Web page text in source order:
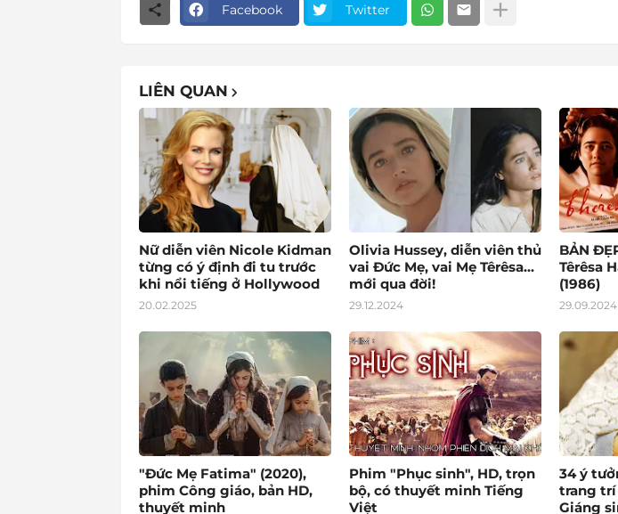
Facebook Twitter
LIÊN QUAN
Nữ diễn viên Nicole Kidman
từng có ý định đi tu trước
khi nổi tiếng ở Hollywood
20.02.2025
Olivia Hussey, diễn viên thủ
vai Đức Mẹ, vai Mẹ Têrêsa...
mới qua đời!
29.12.2024
BẢN
Têrêsa
(1986)
29.09.2024
"Đức Mẹ Fatima" (2020),
phim Công giáo, bản HD,
thuyết minh
Phim "Phục sinh", HD, trọn
bộ, có thuyết minh Tiếng
Việt
34 ý
trang trí
Giáng